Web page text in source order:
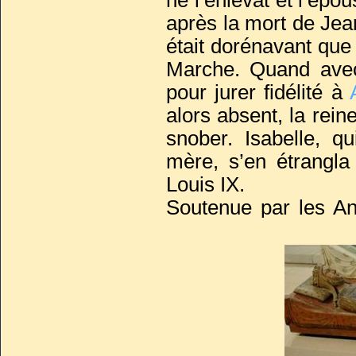
Contraint de fuir
vers les marécages
Nord. Encombré et
royal, il s’enfonça
montante ne le
mouvants tout ce
Choqué, victime de
Jean trouva son
mourut. La
l’empoisonnant.
Sur son lit de
à l’un de ses
La dépouille
après la mort de
était dorénavant
Marche. Quand
pour jurer fidélité à
alors absent, la
snober. Isabelle,
mère, s’en
Louis IX.
Soutenue par les
du sud et de
confédération
qui... tenta de
s’enfuit et se
demeura jusqu’à sa